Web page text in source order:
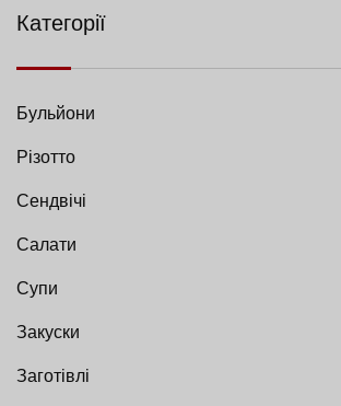
Категорії
Бульйони
Різотто
Сендвічі
Салати
Супи
Закуски
Заготівлі